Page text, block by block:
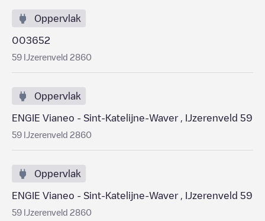
Oppervlak
003652
59 IJzerenveld 2860
Oppervlak
ENGIE Vianeo - Sint-Katelijne-Waver , IJzerenveld 59
59 IJzerenveld 2860
Oppervlak
ENGIE Vianeo - Sint-Katelijne-Waver , IJzerenveld 59
59 IJzerenveld 2860